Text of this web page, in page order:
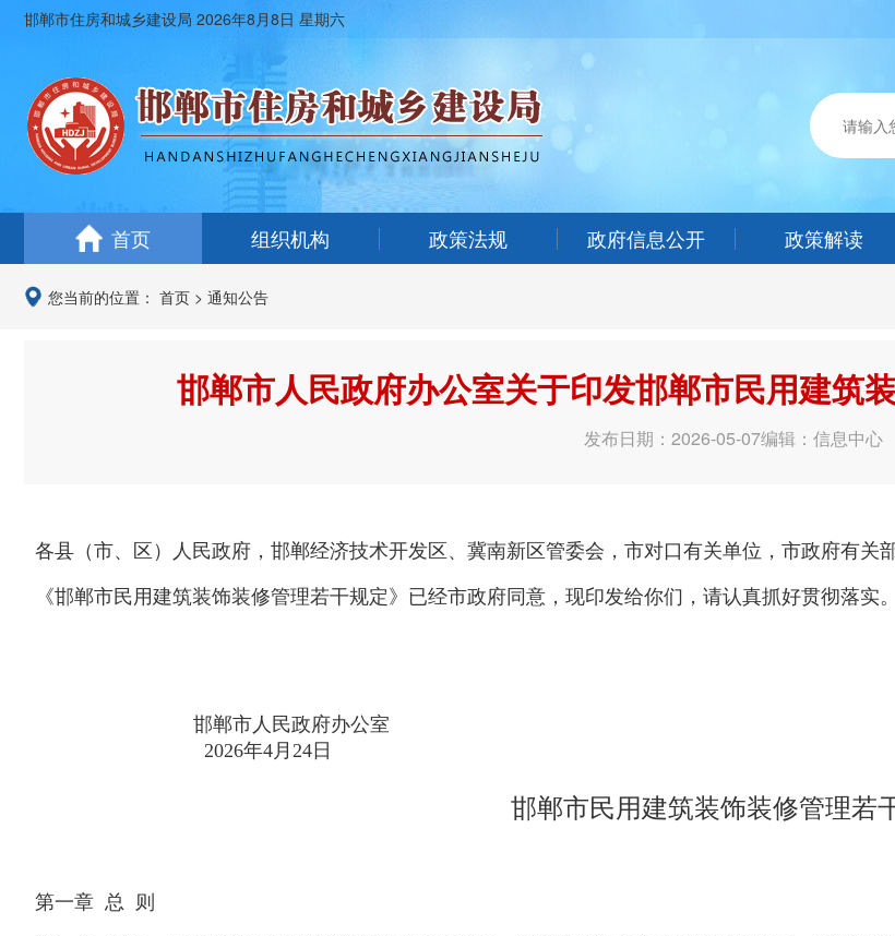
邯郸市住房和城乡建设局 2026年8月8日 星期六
首页 组织机构 政策法规 政府信息公开 政策解读
您当前的位置： 首页 > 通知公告
邯郸市人民政府办公室关于印发邯郸市民用建筑
发布日期：2026-05-07编辑：信息中心
各县（市、区）人民政府，邯郸经济技术开发区、冀南新区管委会，市对口有关单位，市政府有关
《邯郸市民用建筑装饰装修管理若干规定》已经市政府同意，现印发给你们，请认真抓好贯彻落实。
邯郸市人民政府办公室
2026年4月24日
邯郸市民用建筑装饰装修管理若
第一章 总 则